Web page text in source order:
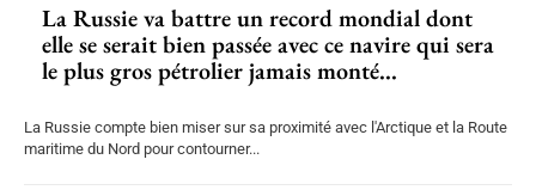
La Russie va battre un record mondial dont
elle se serait bien passée avec ce navire qui sera
le plus gros pétrolier jamais monté...
La Russie compte bien miser sur sa proximité avec l'Arctique et la Route
maritime du Nord pour contourner...